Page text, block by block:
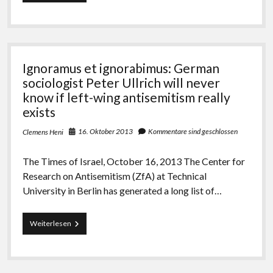
den
klein
ohne
es
zu
merken
Ignoramus et ignorabimus: German
sociologist Peter Ullrich will never
know if left-wing antisemitism really
exists
Clemens Heni 16. Oktober 2013 Kommentare sind geschlossen
The Times of Israel, October 16, 2013 The Center for
Research on Antisemitism (ZfA) at Technical
University in Berlin has generated a long list of…
WeiterlesenIgnoramus
et
German